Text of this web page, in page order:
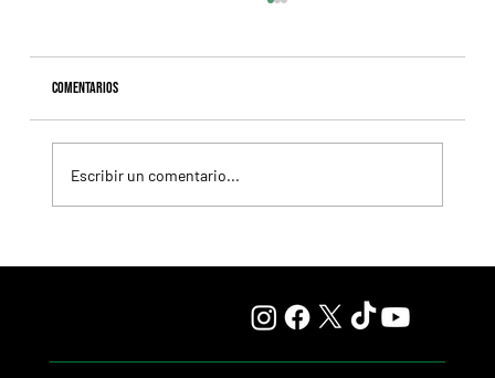
Comentarios
Escribir un comentario...